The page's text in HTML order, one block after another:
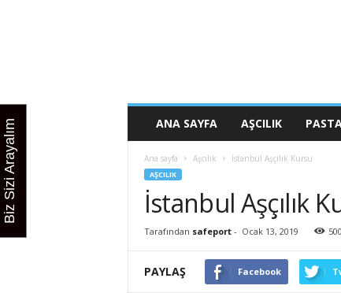
ANA SAYFA AŞCILIK
Ana sayfa Aşcılık İstanbul Aşçılık Kursu
AŞCILIK
İstanbul Aşçılık
Tarafından safeport- Ocak 13, 2019 500
PAYLAŞ Facebook
Biz Sizi Arayalım